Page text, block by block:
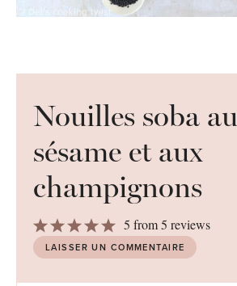
Nouilles soba au
sésame et aux
champignons
5
Stars
4
Stars
3
Stars
2
Stars
1
Star
5 from5 reviews
LAISSER UN COMMENTAIRE